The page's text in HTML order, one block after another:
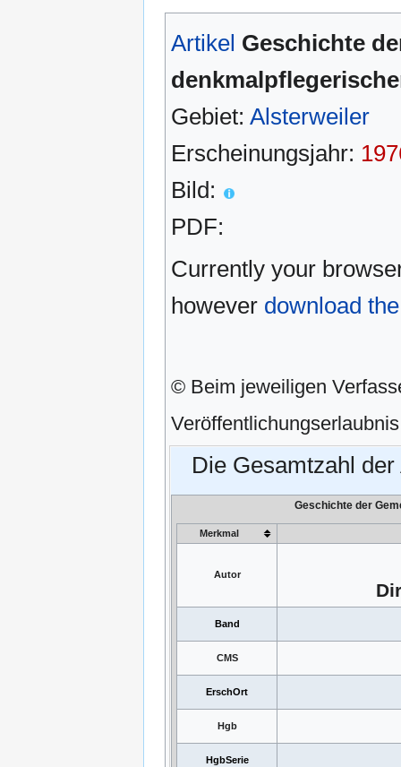
Artikel Geschichte
Gebiet:Alsterweiler
Erscheinungsjahr:
Bild:
PDF:
Currently your
however download
© Beim jeweiligen
Die Gesamtzahl
Geschichte der
Merkmal
Autor
Band
CMS
ErschOrt
Hgb
HgbSerie